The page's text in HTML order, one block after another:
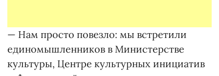
— Нам просто повезло: мы встретили
единомышленников в Министерстве
культуры, Центре культурных инициатив